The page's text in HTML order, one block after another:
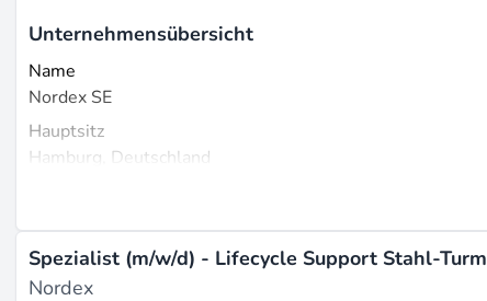
Unternehmensübersicht
Name
Nordex SE
Hauptsitz
Hamburg, Deutschland
Größe
Über 10.900 Mitarbeiter weltweit (Quelle:
Spezialist (m/w/d) - Lifecycle Support Stahl-Turm
Nordex